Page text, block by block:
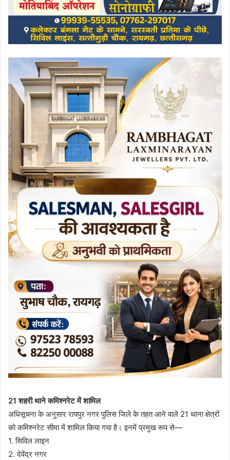
21 शहरी थाने कमिश्नरेट में शामिल
अधिसूचना के अनुसार रायपुर नगर पुलिस जिले के तहत आने वाले 21 थाना क्षेत्रों
को कमिश्नरेट सीमा में शामिल किया गया है। इनमें प्रमुख रूप से—
1. सिविल लाइन
2. देवेंद्र नगर